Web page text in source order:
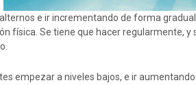
e ir incrementando de forma
física. Se tiene que hacer regularmente, y
empezar a niveles bajos, e ir